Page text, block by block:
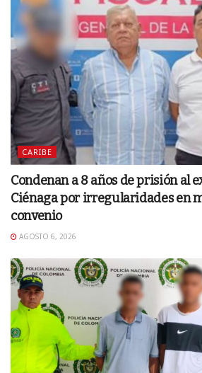
CARIBE
Condenan a 8 años de prisión al
Ciénaga por irregularidades en
convenio
AGOSTO 6, 2026